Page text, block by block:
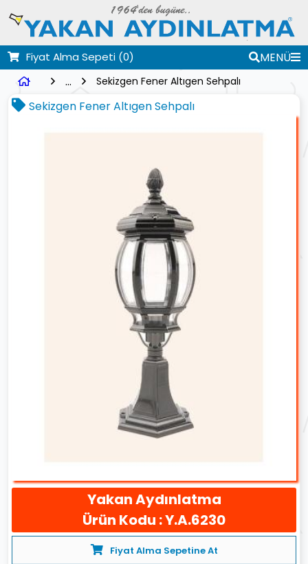
Fiyat Alma Sepeti (0)
MENÜ
...
Sekizgen Fener Altıgen Sehpalı
Sekizgen Fener Altıgen Sehpalı
Yakan Aydınlatma
Ürün Kodu : Y.A.6230
Fiyat Alma Sepetine At